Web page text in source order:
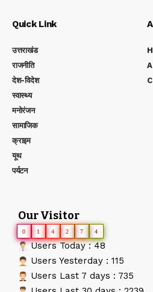
Quick Link
उत्तराखंड
राजनीति
देश-विदेश
स्वास्थ्य
मनोरंजन
सामाजिक
क्राइम
यूथ
पर्यटन
Our Visitor
0 1 4 2 7 4
Users Today : 48
Users Yesterday : 115
Users Last 7 days : 735